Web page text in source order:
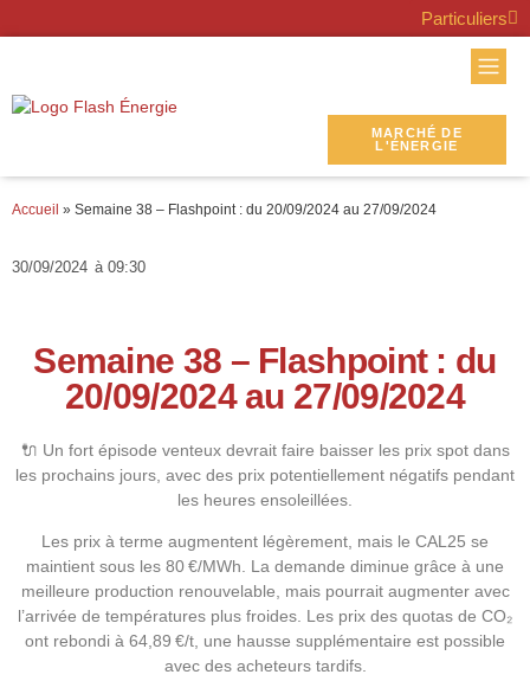
Particuliers
MARCHÉ DE
L'ÉNERGIE
Accueil » Semaine 38 – Flashpoint : du 20/09/2024 au 27/09/2024
30/09/2024 à 09:30
Semaine 38 – Flashpoint : du
20/09/2024 au 27/09/2024
🔌 Un fort épisode venteux devrait faire baisser les prix spot dans
les prochains jours, avec des prix potentiellement négatifs pendant
les heures ensoleillées.
Les prix à terme augmentent légèrement, mais le CAL25 se
maintient sous les 80 €/MWh. La demande diminue grâce à une
meilleure production renouvelable, mais pourrait augmenter avec
l’arrivée de températures plus froides. Les prix des quotas de CO₂
ont rebondi à 64,89 €/t, une hausse supplémentaire est possible
avec des acheteurs tardifs.